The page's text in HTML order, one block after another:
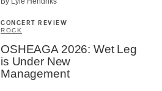
CONCERT REVIEW
ROCK
OSHEAGA 2026: Wet Leg
is Under New
Management